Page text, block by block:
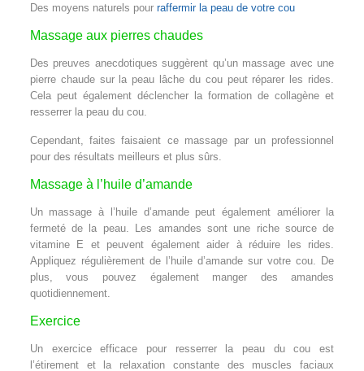
Des moyens naturels pour raffermir la peau de votre cou
Massage aux pierres chaudes
Des preuves anecdotiques suggèrent qu’un massage avec une
pierre chaude sur la peau lâche du cou peut réparer les rides.
Cela peut également déclencher la formation de collagène et
resserrer la peau du cou.
Cependant, faites faisaient ce massage par un professionnel
pour des résultats meilleurs et plus sûrs.
Massage à l’huile d’amande
Un massage à l’huile d’amande peut également améliorer la
fermeté de la peau. Les amandes sont une riche source de
vitamine E et peuvent également aider à réduire les rides.
Appliquez régulièrement de l’huile d’amande sur votre cou. De
plus, vous pouvez également manger des amandes
quotidiennement.
Exercice
Un exercice efficace pour resserrer la peau du cou est
l’étirement et la relaxation constante des muscles faciaux